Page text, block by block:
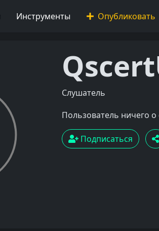
Инструменты Опубликовать
Слушатель
Пользователь ничего о
Подписаться